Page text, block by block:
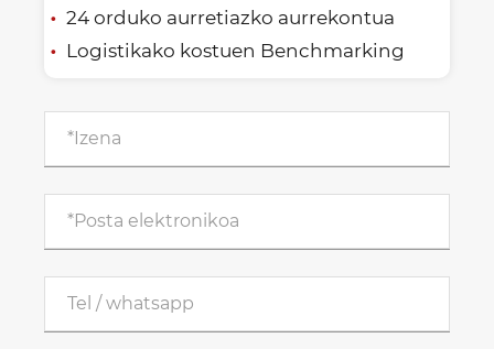
24 orduko aurretiazko aurrekontua
Logistikako kostuen Benchmarking